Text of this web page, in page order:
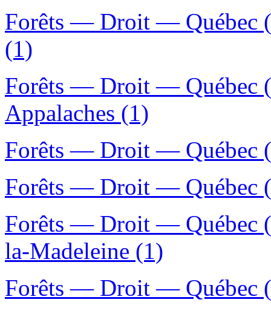
Forêts — Droit — Québec
(1)
Forêts — Droit — Québec
Appalaches (1)
Forêts — Droit — Québec
Forêts — Droit — Québec
Forêts — Droit — Québec
la-Madeleine (1)
Forêts — Droit — Québec